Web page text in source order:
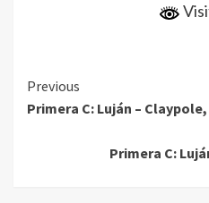
Continue
Reading
Previous
Primera C: Luján –
Primera C: